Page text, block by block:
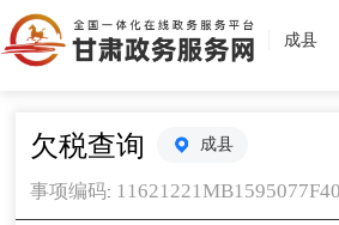
成县
欠税查询 成县
事项编码: